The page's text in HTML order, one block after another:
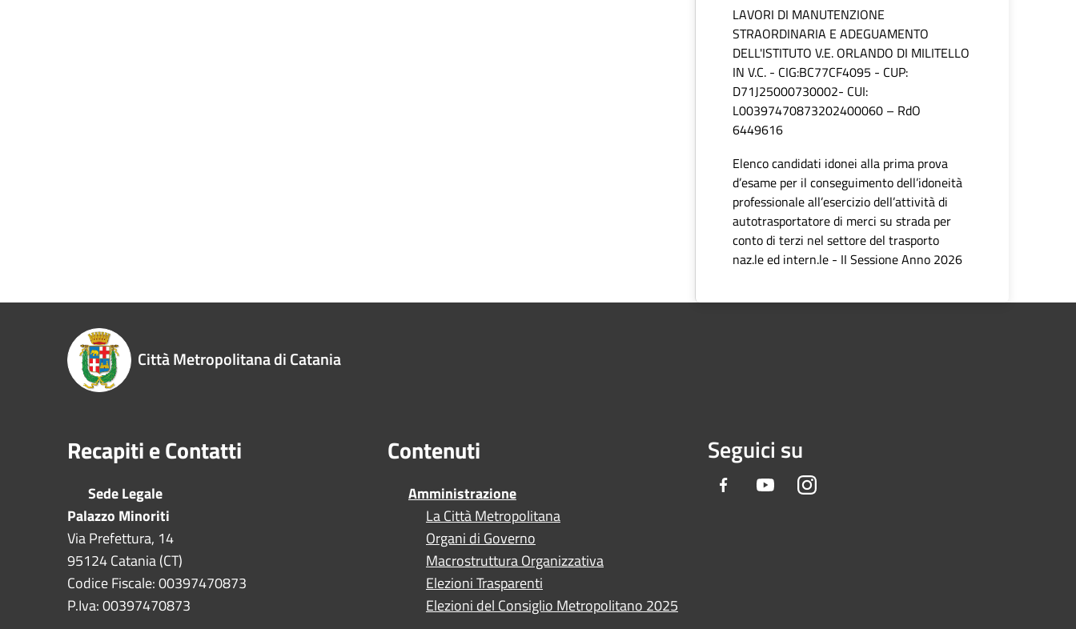
LAVORI DI MANUTENZIONE
STRAORDINARIA E ADEGUAMENTO
DELL'ISTITUTO V.E. ORLANDO DI MILITELLO
IN V.C. - CIG:BC77CF4095 - CUP:
D71J25000730002- CUI:
L00397470873202400060 – RdO
6449616
Elenco candidati idonei alla prima prova
d’esame per il conseguimento dell’idoneità
professionale all’esercizio dell’attività di
autotrasportatore di merci su strada per
conto di terzi nel settore del trasporto
naz.le ed intern.le - II Sessione Anno 2026
Città Metropolitana di Catania
Recapiti e Contatti
Sede Legale
Palazzo Minoriti
Via Prefettura, 14
95124 Catania (CT)
Codice Fiscale: 00397470873
P.Iva: 00397470873
Contenuti
Amministrazione
La Città Metropolitana
Organi di Governo
Macrostruttura Organizzativa
Elezioni Trasparenti
Elezioni del Consiglio Metropolitano 2025
Seguici su
Facebook YoutubeInstagram